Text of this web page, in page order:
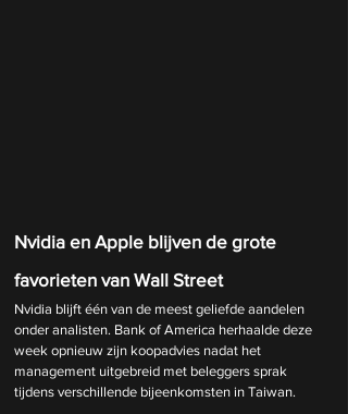
Nvidia en Apple blijven de grote
favorieten van Wall Street
Nvidia blijft één van de meest geliefde aandelen
onder analisten. Bank of America herhaalde deze
week opnieuw zijn koopadvies nadat het
management uitgebreid met beleggers sprak
tijdens verschillende bijeenkomsten in Taiwan.